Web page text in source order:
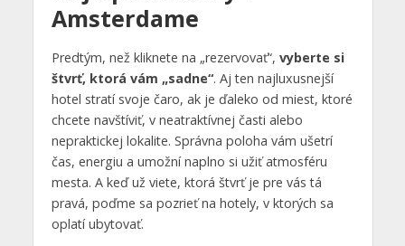
Amsterdame
Predtým, než kliknete na „rezervovať“, vyberte si
štvrť, ktorá vám „sadne“. Aj ten najluxusnejší
hotel stratí svoje čaro, ak je ďaleko od miest, ktoré
chcete navštíviť, v neatraktívnej časti alebo
nepraktickej lokalite. Správna poloha vám ušetrí
čas, energiu a umožní naplno si užiť atmosféru
mesta. A keď už viete, ktorá štvrť je pre vás tá
pravá, poďme sa pozrieť na hotely, v ktorých sa
oplatí ubytovať.